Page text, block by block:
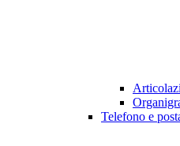
Telefono e